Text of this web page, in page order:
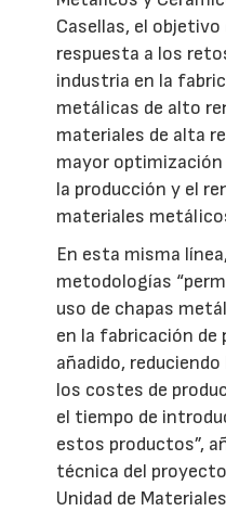
Casellas, el objetivo
respuesta a los
industria en la
metálicas de alto
materiales de alta
mayor optimización
la producción y el
materiales
En esta misma
metodologías
uso de chapas
en la fabricación de
añadido,
los costes de
el tiempo de
estos productos”,
técnica del
Unidad de